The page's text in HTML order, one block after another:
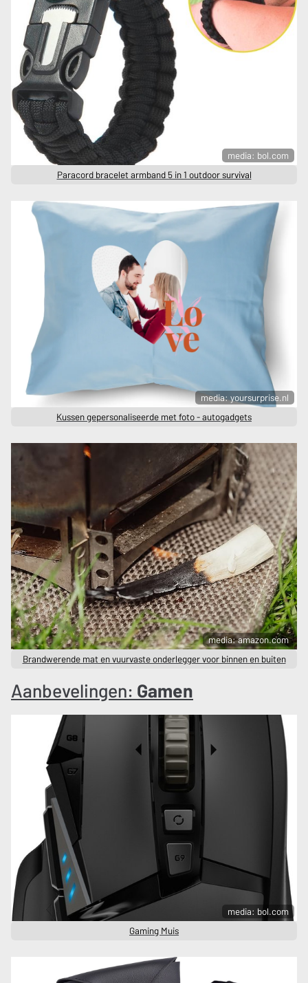
media: bol.com
Paracord bracelet armband 5 in 1 outdoor survival
media: yoursurprise.nl
Kussen gepersonaliseerde met foto - autogadgets
media: amazon.com
Brandwerende mat en vuurvaste onderlegger voor binnen en buiten
Aanbevelingen: Gamen
media: bol.com
Gaming Muis